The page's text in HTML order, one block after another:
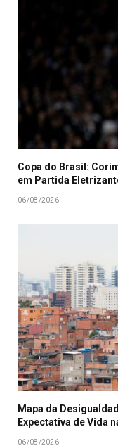
Copa do Brasil:
em Partida
06/08/2026
Mapa da
Expectativa de Vida
06/08/2026